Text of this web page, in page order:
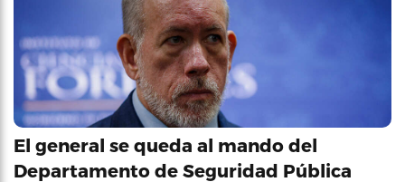
El general se queda al mando del
Departamento de Seguridad Pública